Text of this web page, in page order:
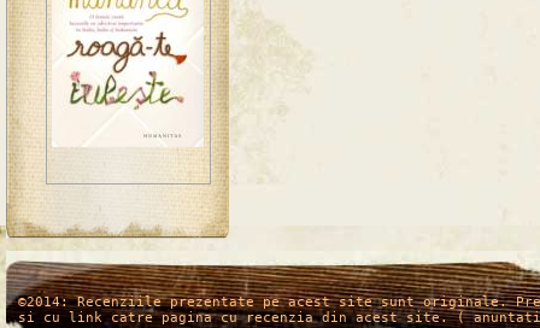
/* */
©2014: Recenziile prezentate pe acest site sunt originale.
si cu link catre pagina cu recenzia din acest site. (